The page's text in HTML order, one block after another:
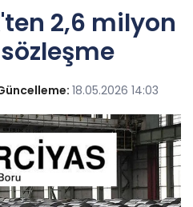
2,6 milyon
18.05.2026 14:03